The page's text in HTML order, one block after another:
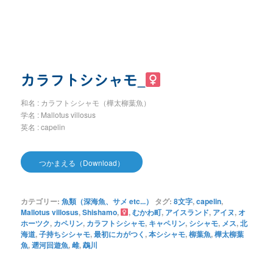
カラフトシシャモ_
和名 : カラフトシシャモ（樺太柳葉魚）
学名 : Mallotus villosus
英名 : capelin
つかまえる（Download）
カテゴリー: 魚類（深海魚、サメ etc...） タグ: 8文字,capelin,
Mallotus villosus,Shishamo, ,むかわ町, アイスランド, アイヌ,オ
ホーツク, カペリン, カラフトシシャモ, キャペリン, シシャモ, メス,北
海道,子持ちシシャモ,最初にカがつく,本シシャモ,柳葉魚,樺太柳葉
魚,遡河回遊魚,雌,鵡川